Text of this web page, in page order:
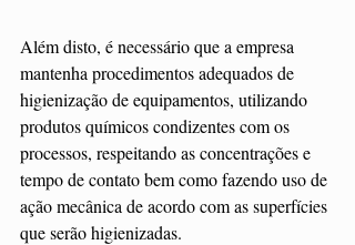
Além disto, é necessário que a empresa
mantenha procedimentos adequados de
higienização de equipamentos, utilizando
produtos químicos condizentes com os
processos, respeitando as concentrações e
tempo de contato bem como fazendo uso de
ação mecânica de acordo com as superfícies
que serão higienizadas.